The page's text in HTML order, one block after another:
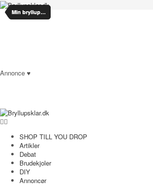
Min bryllupsplanlægning
Annonce ♥
Min bryllupsplanlægning
SHOP TILL YOU DROP
Artikler
Debat
Brudekjoler
DIY
Annoncør